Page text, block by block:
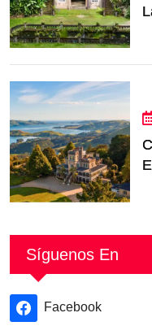
Síguenos En
Facebook